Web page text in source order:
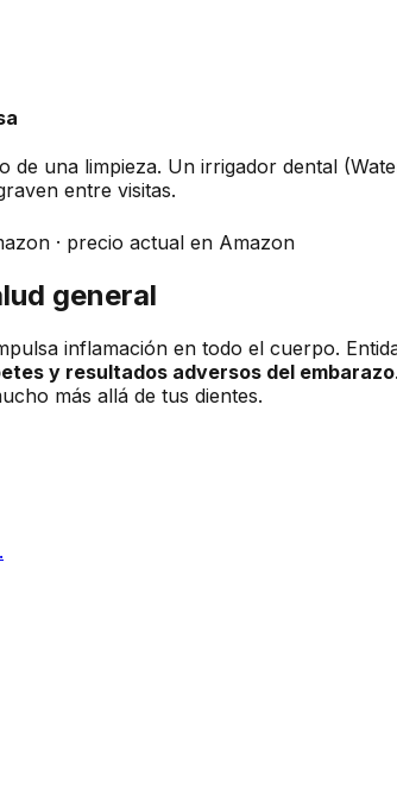
de una limpieza. Un irrigador dental
entre visitas.
· precio actual en Amazon
general
inflamación en todo el cuerpo.
y resultados adversos del embarazo
más allá de tus dientes.